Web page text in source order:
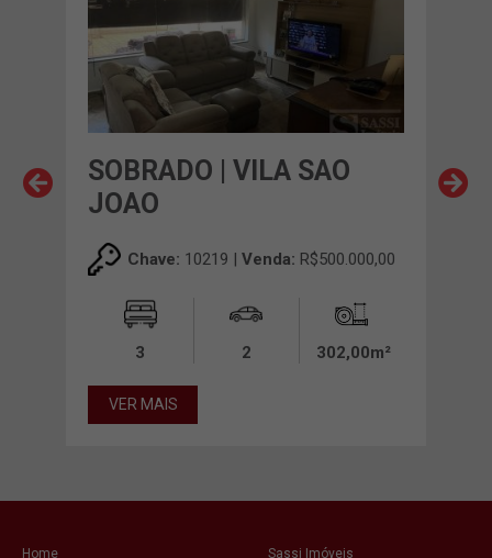
SOBRADO | VILA SAO
JOAO
Chave: 10219 | Venda: R$500.000,00
3 2 302,00m²
VER MAIS
Home
Sassi Imóveis